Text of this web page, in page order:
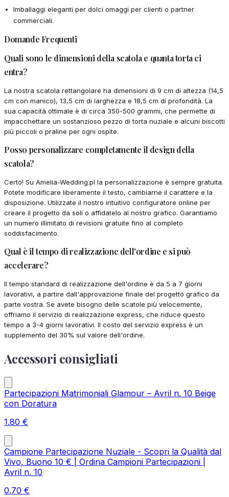
Imballaggi eleganti per dolci omaggi per clienti o partner
commerciali.
Domande Frequenti
Quali sono le dimensioni della scatola e quanta torta ci
entra?
La nostra scatola rettangolare ha dimensioni di 9 cm di altezza (14,5
cm con manico), 13,5 cm di larghezza e 18,5 cm di profondità. La
sua capacità ottimale è di circa 350-500 grammi, che permette di
impacchettare un sostanzioso pezzo di torta nuziale e alcuni biscotti
più piccoli o praline per ogni ospite.
Posso personalizzare completamente il design della
scatola?
Certo! Su Amelia-Wedding.pl la personalizzazione è sempre gratuita.
Potete modificare liberamente il testo, cambiarne il carattere e la
disposizione. Utilizzate il nostro intuitivo configuratore online per
creare il progetto da soli o affidatelo al nostro grafico. Garantiamo
un numero illimitato di revisioni gratuite fino al completo
soddisfacimento.
Qual è il tempo di realizzazione dell'ordine e si può
accelerare?
Il tempo standard di realizzazione dell'ordine è da 5 a 7 giorni
lavorativi, a partire dall'approvazione finale del progetto grafico da
parte vostra. Se avete bisogno delle scatole più velocemente,
offriamo il servizio di realizzazione express, che riduce questo
tempo a 3-4 giorni lavorativi. Il costo del servizio express è un
supplemento del 30% sul valore dell'ordine.
Accessori consigliati
Partecipazioni Matrimoniali Glamour – Avril n. 10 Beige
con Doratura
1.80 €
Campione Partecipazione Nuziale - Scopri la Qualità dal
Vivo, Buono 10 € | Ordina Campioni Partecipazioni |
Avril n. 10
0.70 €